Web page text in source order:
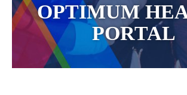
OPTIMUM
PORTAL